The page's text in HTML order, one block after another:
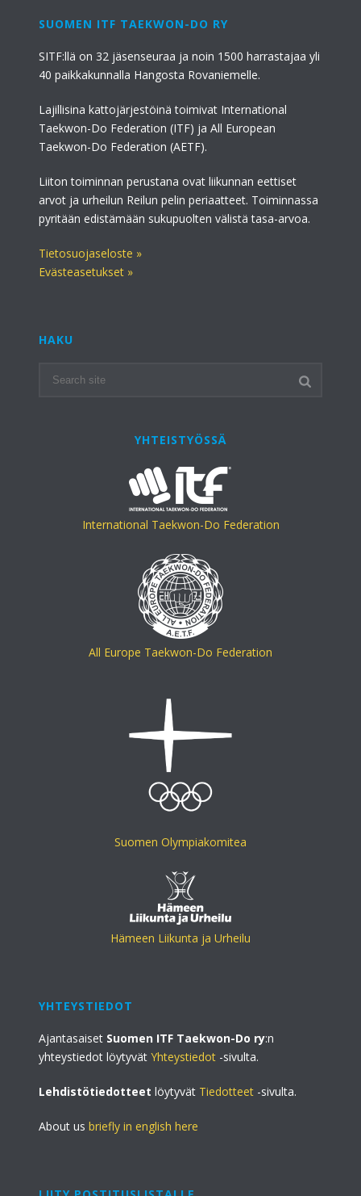
SUOMEN ITF TAEKWON-DO RY
SITF:llä on 32 jäsenseuraa ja noin 1500 harrastajaa yli
40 paikkakunnalla Hangosta Rovaniemelle.
Lajillisina kattojärjestöinä toimivat International
Taekwon-Do Federation (ITF) ja All European
Taekwon-Do Federation (AETF).
Liiton toiminnan perustana ovat liikunnan eettiset
arvot ja urheilun Reilun pelin periaatteet. Toiminnassa
pyritään edistämään sukupuolten välistä tasa-arvoa.
Tietosuojaseloste »
Evästeasetukset »
HAKU
YHTEISTYÖSSÄ
International Taekwon-Do Federation
All Europe Taekwon-Do Federation
Suomen Olympiakomitea
Hämeen Liikunta ja Urheilu
YHTEYSTIEDOT
Ajantasaiset Suomen ITF Taekwon-Do ry:n
yhteystiedot löytyvätYhteystiedot -sivulta.
Lehdistötiedotteet löytyvät Tiedotteet -sivulta.
About usbriefly in english here